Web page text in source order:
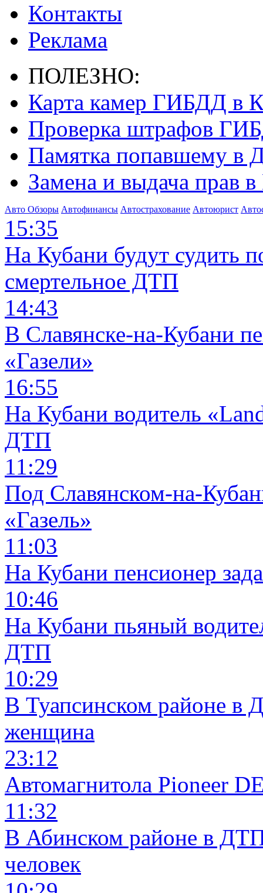
Контакты
Реклама
ПОЛЕЗНО:
Карта камер ГИБДД в
Проверка штрафов
Памятка попавшему в
Замена и выдача прав
Авто Обзоры Автофинансы Автострахование Автоюрист
15:35
На Кубани будут судить
смертельное ДТП
14:43
В Славянске-на-Кубани
«Газели»
16:55
На Кубани водитель
ДТП
11:29
Под Славянском-на-
«Газель»
11:03
На Кубани пенсионер
10:46
На Кубани пьяный
ДТП
10:29
В Туапсинском районе в
женщина
23:12
Автомагнитола Pioneer
11:32
В Абинском районе в
человек